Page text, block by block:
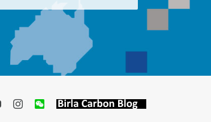
YouTubeInstagram
WeChatBirla